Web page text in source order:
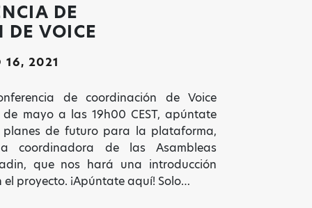
DE
DE VOICE
16, 2021
de coordinación de Voice
mayo a las 19h00 CEST, apúntate
de futuro para la plataforma,
de las Asambleas
que nos hará una introducción
proyecto. ¡Apúntate aquí! Solo…